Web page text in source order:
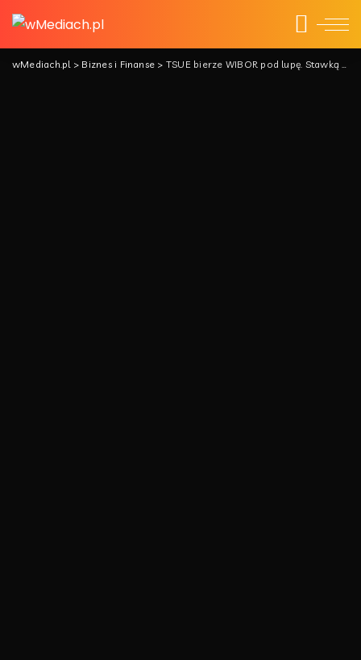
wMediach.pl> Biznes i Finanse > TSUE bierze WIBOR pod lupę. Stawką są miliony kredytów w Polsce.